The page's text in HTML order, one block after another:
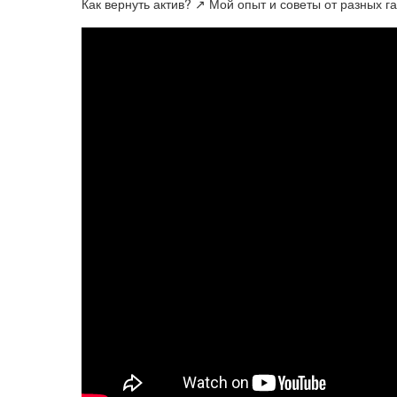
Как вернуть актив? ↗️ Мой опыт и советы от разных